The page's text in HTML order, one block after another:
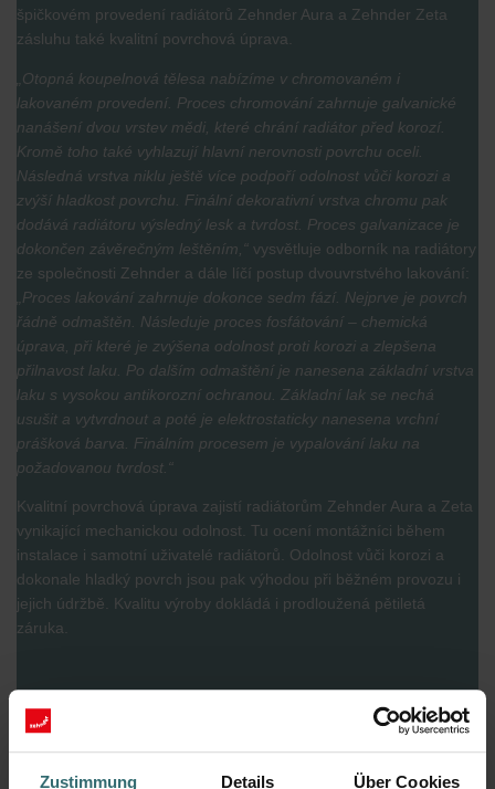
Zustimmung Details Über Cookies
špičkovém provedení radiátorů Zehnder Aura a Zehnder Zeta
zásluhu také kvalitní povrchová úprava.
„Otopná koupelnová tělesa nabízíme v chromovaném i
lakovaném provedení. Proces chromování zahrnuje galvanické
nanášení dvou vrstev mědi, které chrání radiátor před korozí.
Kromě toho také vyhlazují hlavní nerovnosti povrchu oceli.
Následná vrstva niklu ještě více podpoří odolnost vůči korozi a
zvýší hladkost povrchu. Finální dekorativní vrstva chromu pak
dodává radiátoru výsledný lesk a tvrdost. Proces galvanizace je
dokončen závěrečným leštěním,“ vysvětluje odborník na radiátory
ze společnosti Zehnder a dále líčí postup dvouvrstvého lakování:
„Proces lakování zahrnuje dokonce sedm fází. Nejprve je povrch
řádně odmaštěn. Následuje proces fosfátování – chemická
úprava, při které je zvýšena odolnost proti korozi a zlepšena
přilnavost laku. Po dalším odmaštění je nanesena základní vrstva
laku s vysokou antikorozní ochranou. Základní lak se nechá
usušit a vytvrdnout a poté je elektrostaticky nanesena vrchní
prášková barva. Finálním procesem je vypalování laku na
požadovanou tvrdost.“
Kvalitní povrchová úprava zajistí radiátorům Zehnder Aura a Zeta
vynikající mechanickou odolnost. Tu ocení montážníci během
instalace i samotní uživatelé radiátorů. Odolnost vůči korozi a
dokonale hladký povrch jsou pak výhodou při běžném provozu i
jejich údržbě. Kvalitu výroby dokládá i prodloužená pětiletá
záruka.